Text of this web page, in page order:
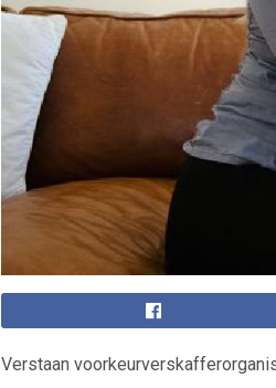
Verstaan